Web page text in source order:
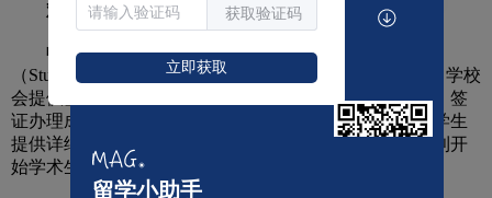
双威大学录取与签证办理
收到OfferLetter后，学生需根据要求办理学生签证
（StudentPass），这是在马来西亚合法学习的重要凭证。学校
会提供签证办理指导，包括所需文件、流程和时间安排。签
证办理成功后，学生即可按计划入学。双威大学为国际学生
提供详细的签证咨询服务，确保顺利完成入学手续，顺利开
始学术生活。
获取验证码
立即获取
留学小助手